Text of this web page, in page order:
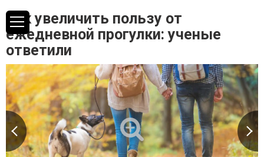
Как увеличить пользу от
ежедневной прогулки: ученые
ответили